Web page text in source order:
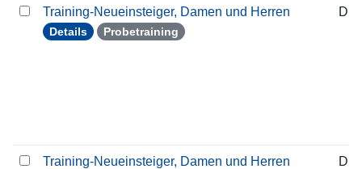
Training-Neueinsteiger, Damen und Herren
Details Probetraining
Training-Neueinsteiger, Damen und Herren